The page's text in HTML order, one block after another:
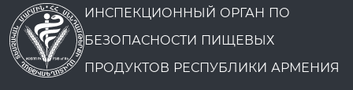
ИНСПЕКЦИОННЫЙ ОРГАН ПО
БЕЗОПАСНОСТИ ПИЩЕВЫХ
ПРОДУКТОВ РЕСПУБЛИКИ АРМЕНИЯ